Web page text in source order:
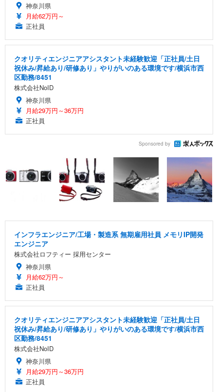
神奈川県
月給62万円～
正社員
クオリティエンジニアアシスタント未経験歓迎「正社員/土日
祝休み/昇給あり/研修あり」やりがいのある環境です/横浜市西
区勤務/8451
株式会社NoID
神奈川県
月給29万円～36万円
正社員
Sponsored by
インフラエンジニア/工場・製造系 無期雇用社員 メモリIP開発
エンジニア
株式会社ロフティー 採用センター
神奈川県
月給62万円～
正社員
クオリティエンジニアアシスタント未経験歓迎「正社員/土日
祝休み/昇給あり/研修あり」やりがいのある環境です/横浜市西
区勤務/8451
株式会社NoID
神奈川県
月給29万円～36万円
正社員